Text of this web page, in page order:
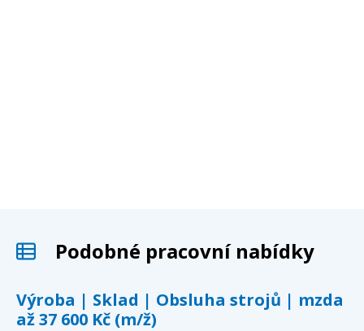
Podobné pracovní nabídky
Výroba | Sklad | Obsluha strojů | mzda
až 37 600 Kč (m/ž)